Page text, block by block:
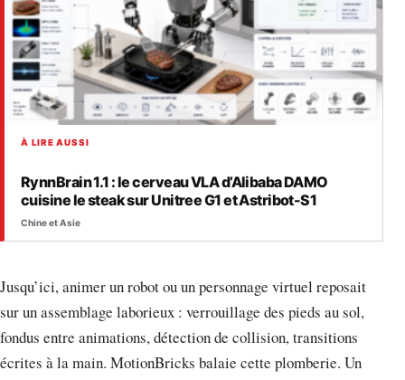
À LIRE AUSSI
RynnBrain 1.1 : le cerveau VLA d’Alibaba DAMO
cuisine le steak sur Unitree G1 et Astribot-S1
Chine et Asie
Jusqu’ici, animer un robot ou un personnage virtuel reposait
sur un assemblage laborieux : verrouillage des pieds au sol,
fondus entre animations, détection de collision, transitions
écrites à la main. MotionBricks balaie cette plomberie. Un